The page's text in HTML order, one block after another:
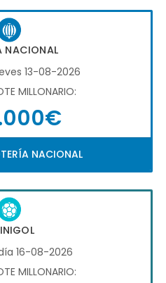
NACIONAL
13-08-2026
MILLONARIO:
NACIONAL
16-08-2026
MILLONARIO: